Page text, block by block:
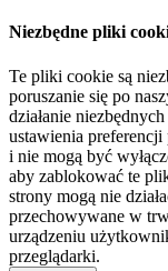
Niezbędne pliki
Te pliki cookie są
poruszanie się po
działanie
ustawienia
i nie mogą być
aby zablokować te
strony mogą nie
przechowywane w
urządzeniu
przeglądarki.